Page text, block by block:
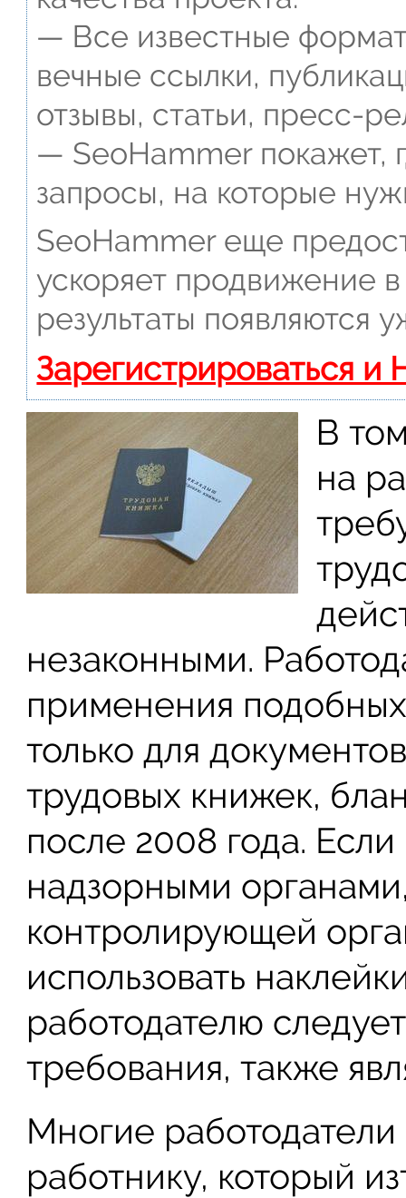
— Все известные
вечные ссылки,
отзывы, статьи, пресс-
— SeoHammer покажет,
запросы, на которые
SeoHammer еще
ускоряет продвижение
результаты появляются
Зарегистрироваться и
В
на
незаконными.
применения
только для
трудовых книжек,
после 2008 года.
надзорными
контролирующей
использовать
работодателю
требования, также
Многие работодатели
работнику, который